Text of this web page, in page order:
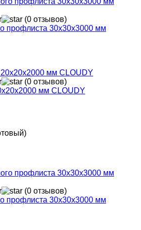
(0 отзывов)
профлиста 30х30х3000 мм
(0 отзывов)
мм CLOUDY
(0 отзывов)
профлиста 30х30х3000 мм